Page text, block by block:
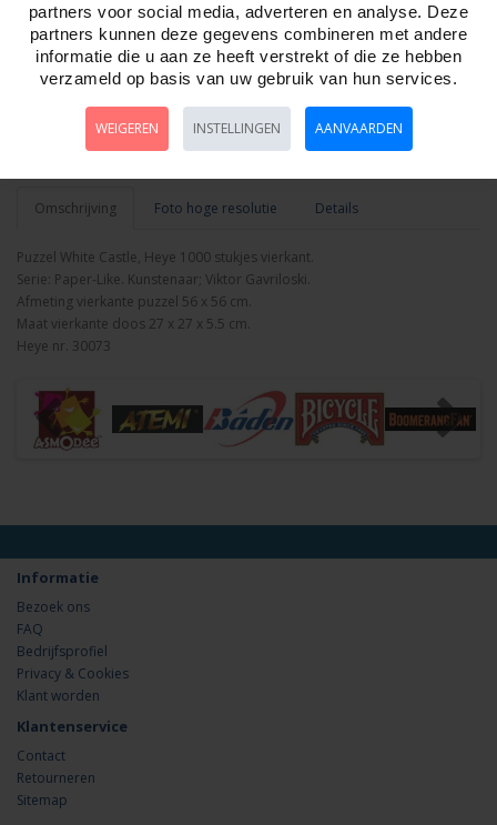
Aantal
Bestellen
Omschrijving Foto hoge resolutie Details
Puzzel White Castle, Heye 1000 stukjes vierkant.
Serie: Paper-Like. Kunstenaar; Viktor Gavriloski.
Afmeting vierkante puzzel 56 x 56 cm.
Maat vierkante doos 27 x 27 x 5.5 cm.
Heye nr. 30073
Informatie
Bezoek ons
FAQ
Bedrijfsprofiel
Privacy & Cookies
Klant worden
Klantenservice
Contact
Retourneren
Sitemap
partners voor social media, adverteren en analyse. Deze
partners kunnen deze gegevens combineren met andere
informatie die u aan ze heeft verstrekt of die ze hebben
verzameld op basis van uw gebruik van hun services.
WEIGEREN INSTELLINGEN AANVAARDEN